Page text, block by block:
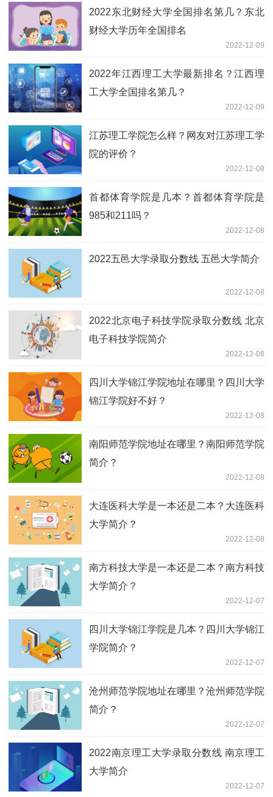
2022东北财经大学全国排名第几？东北
财经大学历年全国排名
2022-12-09
2022年江西理工大学最新排名？江西理
工大学全国排名第几？
2022-12-09
江苏理工学院怎么样？网友对江苏理工学
院的评价？
2022-12-08
首都体育学院是几本？首都体育学院是
985和211吗？
2022-12-08
2022五邑大学录取分数线 五邑大学简介
2022-12-08
2022北京电子科技学院录取分数线 北京
电子科技学院简介
2022-12-08
四川大学锦江学院地址在哪里？四川大学
锦江学院好不好？
2022-12-08
南阳师范学院地址在哪里？南阳师范学院
简介？
2022-12-08
大连医科大学是一本还是二本？大连医科
大学简介？
2022-12-08
南方科技大学是一本还是二本？南方科技
大学简介？
2022-12-07
四川大学锦江学院是几本？四川大学锦江
学院简介？
2022-12-07
沧州师范学院地址在哪里？沧州师范学院
简介？
2022-12-07
2022南京理工大学录取分数线 南京理工
大学简介
2022-12-07